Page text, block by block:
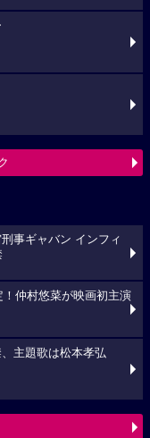
事ギャバン インフィ
！仲村悠菜が映画初主演
主題歌は松本孝弘